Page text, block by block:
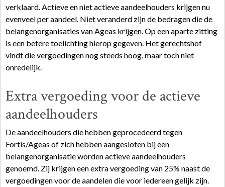
verklaard. Actieve en niet actieve aandeelhouders krijgen nu
evenveel per aandeel. Niet veranderd zijn de bedragen die de
belangenorganisaties van Ageas krijgen. Op een aparte zitting
is een betere toelichting hierop gegeven. Het gerechtshof
vindt die vergoedingen nog steeds hoog, maar toch niet
onredelijk.
Extra vergoeding voor de actieve
aandeelhouders
De aandeelhouders die hebben geprocedeerd tegen
Fortis/Ageas of zich hebben aangesloten bij een
belangenorganisatie worden actieve aandeelhouders
genoemd. Zij krijgen een extra vergoeding van 25% naast de
vergoedingen voor de aandelen die voor iedereen gelijk zijn.